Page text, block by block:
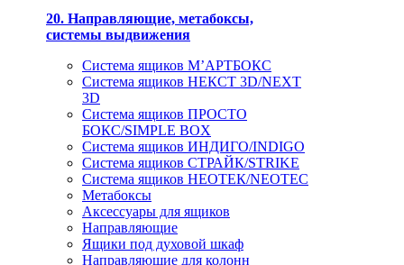
20. Направляющие, метабоксы,
системы выдвижения
Система ящиков М’АРТБОКС
Система ящиков НЕКСТ 3D/NEXT
3D
Система ящиков ПРОСТО
БОКС/SIMPLE BOX
Система ящиков ИНДИГО/INDIGO
Система ящиков СТРАЙК/STRIKE
Система ящиков НЕОТЕК/NEOTEC
Метабоксы
Аксессуары для ящиков
Направляющие
Ящики под духовой шкаф
Направляющие для колонн